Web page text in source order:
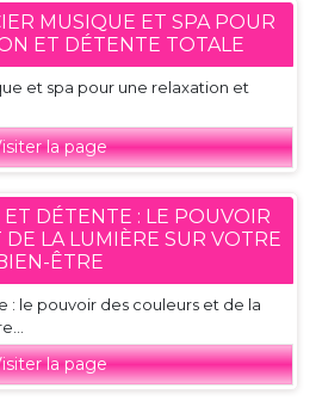
MUSIQUE ET SPA POUR
ET DÉTENTE TOTALE
et spa pour une relaxation et
la page
ET DÉTENTE : LE POUVOIR
DE LA LUMIÈRE SUR VOTRE
ÊTRE
: le pouvoir des couleurs et de la
la page